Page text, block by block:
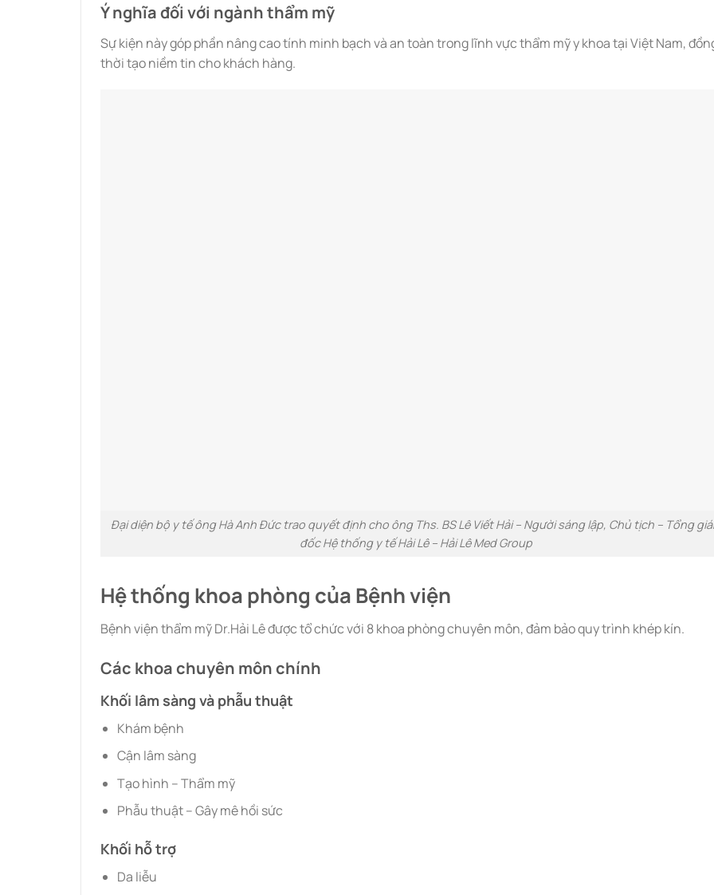
Ý nghĩa đối với ngành thẩm mỹ
Sự kiện này góp phần nâng cao tính minh bạch và an toàn trong lĩnh vực thẩm mỹ y khoa tại Việt Nam,
thời tạo niềm tin cho khách hàng.
Đại diện bộ y tế ông Hà Anh Đức trao quyết định cho ông Ths. BS Lê Viết Hải – Người sáng lập, Chủ tịch – Tổng
đốc Hệ thống y tế Hải Lê – Hải Lê Med Group
Hệ thống khoa phòng của Bệnh viện
Bệnh viện thẩm mỹ Dr.Hải Lê được tổ chức với 8 khoa phòng chuyên môn, đảm bảo quy trình khép kín.
Các khoa chuyên môn chính
Khối lâm sàng và phẫu thuật
Khám bệnh
Cận lâm sàng
Tạo hình – Thẩm mỹ
Phẫu thuật – Gây mê hồi sức
Khối hỗ trợ
Da liễu